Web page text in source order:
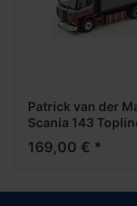
Patrick van der
Scania 143
Abrollaufbau
1:50)
169,00 € *